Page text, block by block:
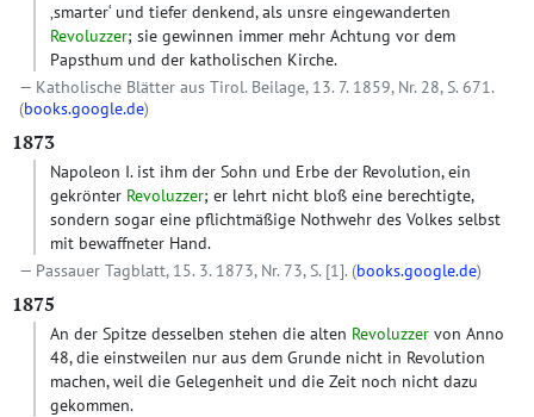
‚smarter‘ und tiefer denkend, als unsre eingewanderten
Revoluzzer; sie gewinnen immer mehr Achtung vor dem
Papsthum und der katholischen Kirche.
Katholische Blätter aus Tirol. Beilage, 13. 7. 1859, Nr. 28, S. 671.
(books.google.de)
1873
Napoleon I. ist ihm der Sohn und Erbe der Revolution, ein
gekrönter Revoluzzer; er lehrt nicht bloß eine berechtigte,
sondern sogar eine pflichtmäßige Nothwehr des Volkes selbst
mit bewaffneter Hand.
Passauer Tagblatt, 15. 3. 1873, Nr. 73, S. [1]. (books.google.de)
1875
An der Spitze desselben stehen die alten Revoluzzer von Anno
48, die einstweilen nur aus dem Grunde nicht in Revolution
machen, weil die Gelegenheit und die Zeit noch nicht dazu
gekommen.